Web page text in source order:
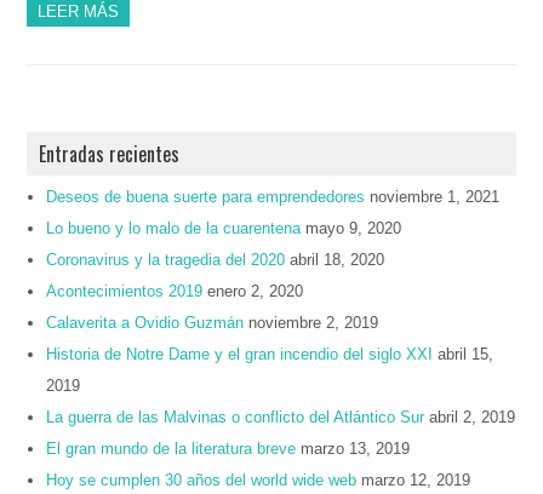
LEER MÁS
Entradas recientes
Deseos de buena suerte para emprendedores noviembre 1, 2021
Lo bueno y lo malo de la cuarentena mayo 9, 2020
Coronavirus y la tragedia del 2020 abril 18, 2020
Acontecimientos 2019 enero 2, 2020
Calaverita a Ovidio Guzmán noviembre 2, 2019
Historia de Notre Dame y el gran incendio del siglo XXI
abril 15,
2019
La guerra de las Malvinas o conflicto del Atlántico Sur abril 2, 2019
El gran mundo de la literatura breve marzo 13, 2019
Hoy se cumplen 30 años del world wide web marzo 12, 2019